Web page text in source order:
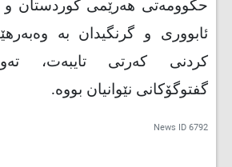
حكوومەتی هەرێمی كوردستان و
ئابووری و گرنگیدان بە
كردنی كەرتی تایبەت،
گفتوگۆكانی نێوانیان بووە.
News ID6792